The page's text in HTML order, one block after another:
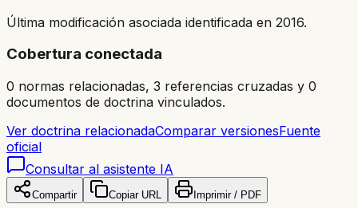
Última modificación asociada identificada en 2016.
Cobertura conectada
0 normas relacionadas, 3 referencias cruzadas y 0
documentos de doctrina vinculados.
Ver doctrina relacionadaComparar versionesFuente
oficial
Consultar al asistente IA
Compartir Copiar URL Imprimir / PDF